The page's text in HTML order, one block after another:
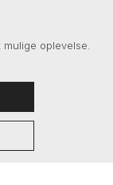
oplevelse.